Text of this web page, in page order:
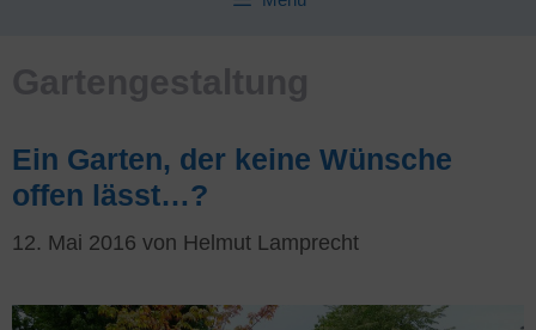
Ein Garten, der keine Wünsche
offen lässt…?
12. Mai 2016 von Helmut Lamprecht